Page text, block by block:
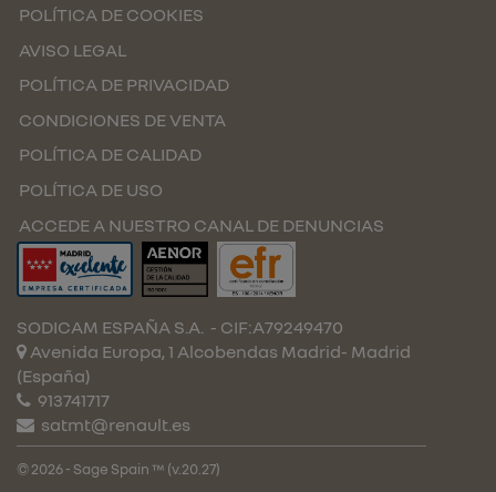
POLÍTICA DE COOKIES
AVISO LEGAL
POLÍTICA DE PRIVACIDAD
CONDICIONES DE VENTA
POLÍTICA DE CALIDAD
POLÍTICA DE USO
ACCEDE A NUESTRO CANAL DE DENUNCIAS
SODICAM ESPAÑA S.A. - CIF:A79249470
Avenida Europa, 1 Alcobendas Madrid- Madrid
(España)
913741717
satmt@renault.es
© 2026 - Sage Spain ™ (v.20.27)